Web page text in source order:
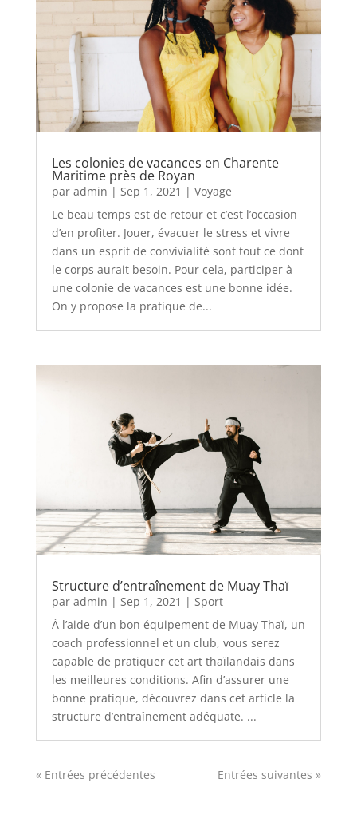
Les colonies de vacances en Charente
Maritime près de Royan
par admin | Sep 1, 2021 | Voyage
Le beau temps est de retour et c’est l’occasion
d’en profiter. Jouer, évacuer le stress et vivre
dans un esprit de convivialité sont tout ce dont
le corps aurait besoin. Pour cela, participer à
une colonie de vacances est une bonne idée.
On y propose la pratique de...
Structure d’entraînement de Muay Thaï
par admin | Sep 1, 2021 | Sport
À l’aide d’un bon équipement de Muay Thaï, un
coach professionnel et un club, vous serez
capable de pratiquer cet art thaïlandais dans
les meilleures conditions. Afin d’assurer une
bonne pratique, découvrez dans cet article la
structure d’entraînement adéquate. ...
« Entrées précédentes Entrées suivantes »